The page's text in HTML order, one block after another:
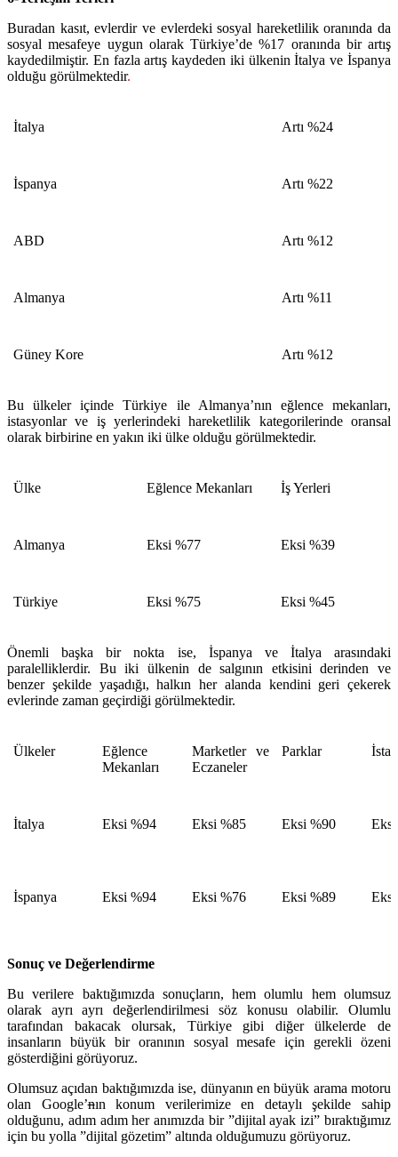
Buradan kasıt, evlerdir ve evlerdeki sosyal hareketlilik oranında da
sosyal mesafeye uygun olarak Türkiye’de %17 oranında bir artış
kaydedilmiştir. En fazla artış kaydeden iki ülkenin İtalya ve İspanya
olduğu görülmektedir.
İtalya Artı %24
İspanya Artı %22
ABD Artı %12
Almanya Artı %11
Güney Kore Artı %12
Bu ülkeler içinde Türkiye ile Almanya’nın eğlence mekanları,
istasyonlar ve iş yerlerindeki hareketlilik kategorilerinde oransal
olarak birbirine en yakın iki ülke olduğu görülmektedir.
Ülke Eğlence Mekanları İş Yerleri
Almanya Eksi %77 Eksi %39
Türkiye Eksi %75 Eksi %45
Önemli başka bir nokta ise, İspanya ve İtalya arasındaki
paralelliklerdir. Bu iki ülkenin de salgının etkisini derinden ve
benzer şekilde yaşadığı, halkın her alanda kendini geri çekerek
evlerinde zaman geçirdiği görülmektedir.
Ülkeler
Eğlence
Mekanları
Marketler ve
Eczaneler
Parklar
İtalya Eksi %94 Eksi %85 Eksi %90
İspanya Eksi %94 Eksi %76 Eksi %89
Sonuç ve Değerlendirme
Bu verilere baktığımızda sonuçların, hem olumlu hem olumsuz
olarak ayrı ayrı değerlendirilmesi söz konusu olabilir. Olumlu
tarafından bakacak olursak, Türkiye gibi diğer ülkelerde de
insanların büyük bir oranının sosyal mesafe için gerekli özeni
gösterdiğini görüyoruz.
Olumsuz açıdan baktığımızda ise, dünyanın en büyük arama motoru
olan Google’nın konum verilerimize en detaylı şekilde sahip
olduğunu, adım adım her anımızda bir ”dijital ayak izi” bıraktığımız
için bu yolla ”dijital gözetim” altında olduğumuzu görüyoruz.